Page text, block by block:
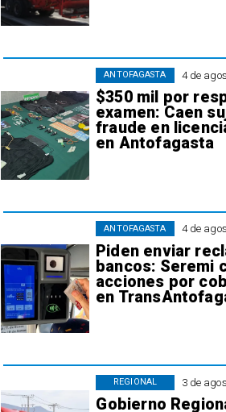
4 de
$350 mil por
examen: Caen
fraude en
en Antofagasta
ANTOFAGASTA
4 de
Piden enviar
bancos: Seremi
acciones por
en
ANTOFAGASTA
3 de
Gobierno
REGIONAL